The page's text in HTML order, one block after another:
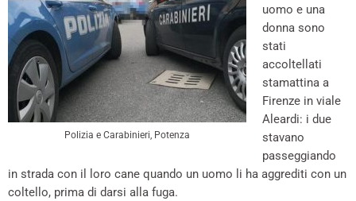
Polizia e Carabinieri, Potenza
uomo e una
donna sono
stati
accoltellati
stamattina a
Firenze in viale
Aleardi: i due
stavano
passeggiando
in strada con il loro cane quando un uomo li ha aggrediti con un
coltello, prima di darsi alla fuga.